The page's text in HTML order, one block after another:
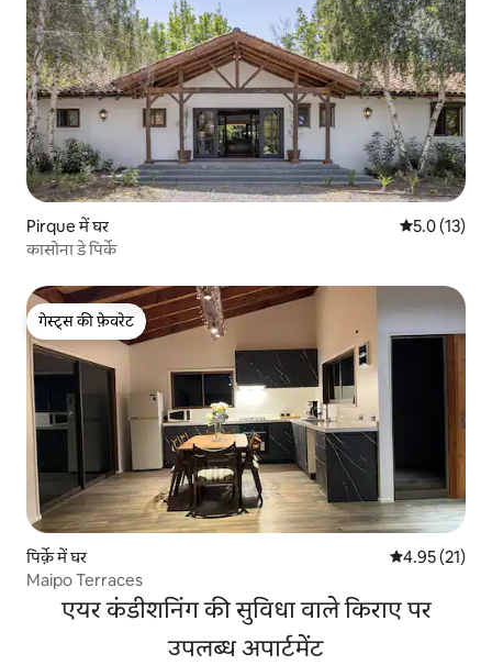
Pirque में घर औसत रेटिंग 5
5.0 (13)
कासोना डे पिर्के
गेस्ट्स की फ़ेवरेट
गेस्ट्स की फ़ेवरेट
पिर्क़े में घर औसत रेटिंग 5 में
4.95 (21)
Maipo Terraces
एयर कंडीशनिंग की सुविधा वाले किराए पर
उपलब्ध अपार्टमेंट